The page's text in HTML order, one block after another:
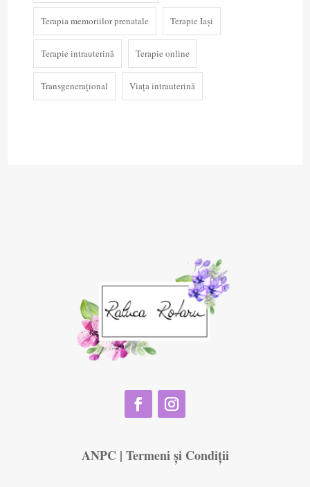
Terapia memoriilor prenatale Terapie Iași
Terapie intrauterină Terapie online
Transgenerațional Viața intrauterină
ANPC | Termeni și Condiții